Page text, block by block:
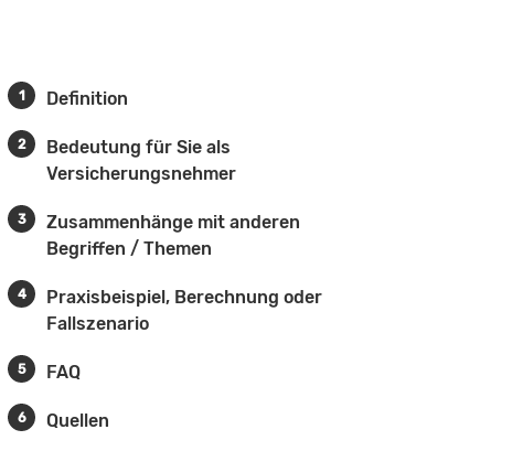
Definition
Bedeutung für Sie als
Versicherungsnehmer
Zusammenhänge mit anderen
Begriffen / Themen
Praxisbeispiel, Berechnung oder
Fallszenario
FAQ
Quellen